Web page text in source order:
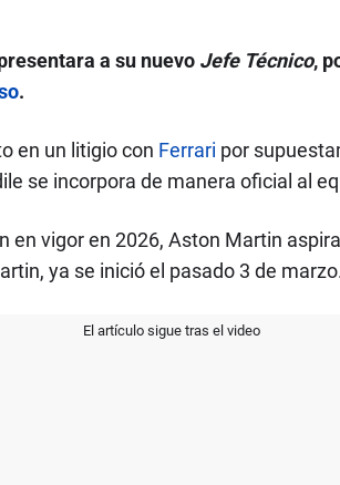
a su nuevo Jefe Técnico,
.
en un litigio con Ferrari por
se incorpora de manera oficial al
vigor en 2026, Aston Martin
ya se inició el pasado 3 de
El artículo sigue tras el video